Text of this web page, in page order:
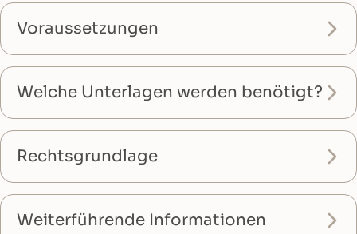
Voraussetzungen
Welche Unterlagen werden benötigt?
Rechtsgrundlage
Weiterführende Informationen